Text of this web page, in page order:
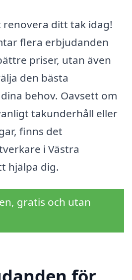
ditt tak idag!
flera erbjudanden
priser, utan även
den bästa
behov. Oavsett om
takunderhåll eller
finns det
i Västra
hjälpa dig.
gratis och utan